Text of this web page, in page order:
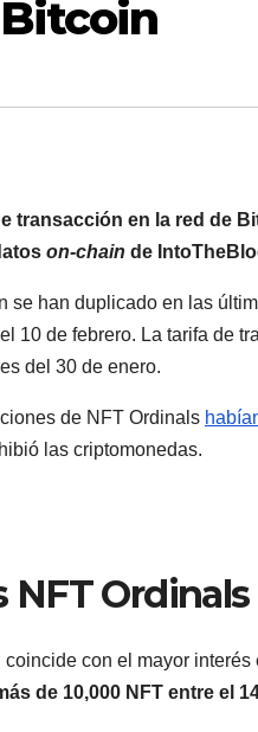
transacción en la red de
on-chain de
se han duplicado en las
10 de febrero. La tarifa de
del 30 de enero.
de NFT Ordinals
las criptomonedas.
con el mayor
de 10,000 NFT entre el